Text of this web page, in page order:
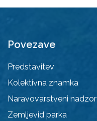
Povezave
Predstavitev
Kolektivna znamka
Naravovarstveni nadzor
Zemljevid parka